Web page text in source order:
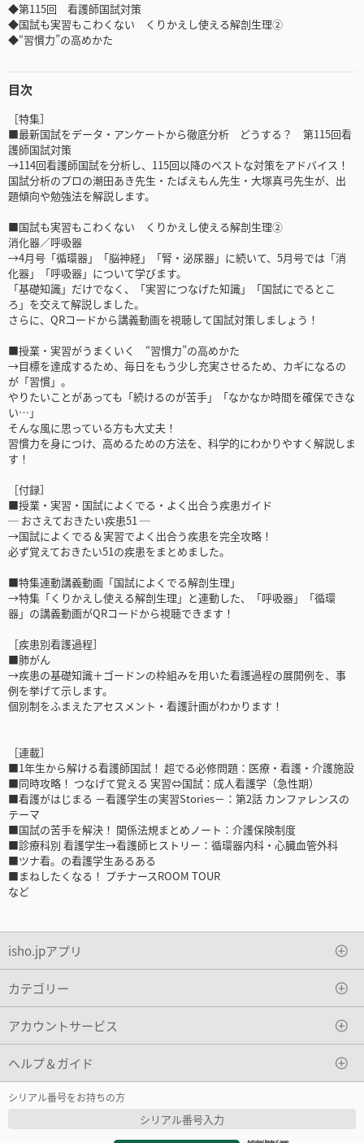
◆第115回 看護師国試対策
◆国試も実習もこわくない くりかえし使える解剖生理②
◆“習慣力”の高めかた
目次
［特集］
■最新国試をデータ・アンケートから徹底分析 どうする？ 第115回看
護師国試対策
→114回看護師国試を分析し、115回以降のベストな対策をアドバイス！
国試分析のプロの潮田あき先生・たばえもん先生・大塚真弓先生が、出
題傾向や勉強法を解説します。
■国試も実習もこわくない くりかえし使える解剖生理②
消化器／呼吸器
→4月号「循環器」「脳神経」「腎・泌尿器」に続いて、5月号では「消
化器」「呼吸器」について学びます。
「基礎知識」だけでなく、「実習につなげた知識」「国試にでるとこ
ろ」を交えて解説しました。
さらに、QRコードから講義動画を視聴して国試対策しましょう！
■授業・実習がうまくいく “習慣力”の高めかた
→目標を達成するため、毎日をもう少し充実させるため、カギになるの
が「習慣」。
やりたいことがあっても「続けるのが苦手」「なかなか時間を確保できな
い…」
そんな風に思っている方も大丈夫！
習慣力を身につけ、高めるための方法を、科学的にわかりやすく解説しま
す！
［付録］
■授業・実習・国試によくでる・よく出合う疾患ガイド
─ おさえておきたい疾患51 ─
→国試によくでる＆実習でよく出合う疾患を完全攻略！
必ず覚えておきたい51の疾患をまとめました。
■特集連動講義動画「国試によくでる解剖生理」
→特集「くりかえし使える解剖生理」と連動した、「呼吸器」「循環
器」の講義動画がQRコードから視聴できます！
［疾患別看護過程］
■肺がん
→疾患の基礎知識＋ゴードンの枠組みを用いた看護過程の展開例を、事
例を挙げて示します。
個別制をふまえたアセスメント・看護計画がわかります！
［連載］
■1年生から解ける看護師国試！ 超でる必修問題：医療・看護・介護施設
■同時攻略！ つなげて覚える 実習⇔国試：成人看護学（急性期）
■看護がはじまる －看護学生の実習Stories－：第2話 カンファレンスの
テーマ
■国試の苦手を解決！ 関係法規まとめノート：介護保険制度
■診療科別 看護学生→看護師ヒストリー：循環器内科・心臓血管外科
■ツナ看。の看護学生あるある
■まねしたくなる！ プチナースROOM TOUR
など
isho.jpアプリ
カテゴリー
アカウントサービス
ヘルプ＆ガイド
シリアル番号をお持ちの方
シリアル番号入力